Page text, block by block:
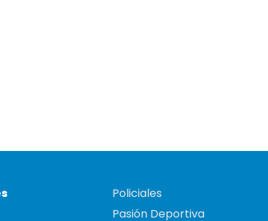
Policiales
Pasión Deportiva